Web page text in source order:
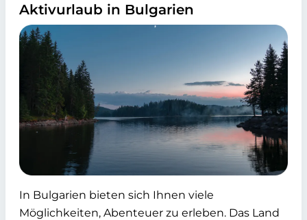
Aktivurlaub in Bulgarien
In Bulgarien bieten sich Ihnen viele
Möglichkeiten, Abenteuer zu erleben. Das Land